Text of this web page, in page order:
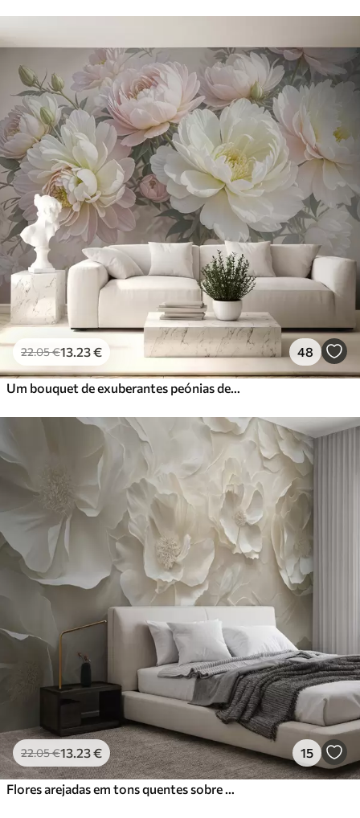
22.05€13.23€ 48
Um bouquet de exuberantes peónias de cor pastel e outras flores num fundo suave e desfocado
22.05€13.23€ 15
Flores arejadas em tons quentes sobre um fundo de pinceladas de folhas